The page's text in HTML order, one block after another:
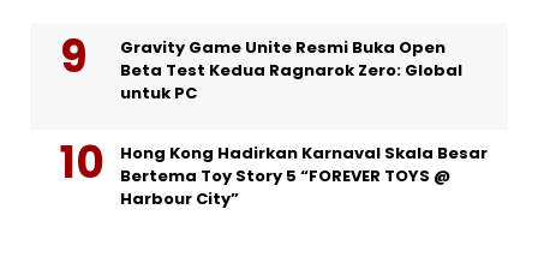
Gravity Game Unite Resmi Buka Open
Beta Test Kedua Ragnarok Zero: Global
untuk PC
Hong Kong Hadirkan Karnaval Skala Besar
Bertema Toy Story 5 “FOREVER TOYS @
Harbour City”